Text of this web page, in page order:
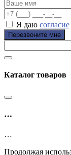
Я даю согласие
Перезвоните мне
Каталог товаров
…
…
Продолжая